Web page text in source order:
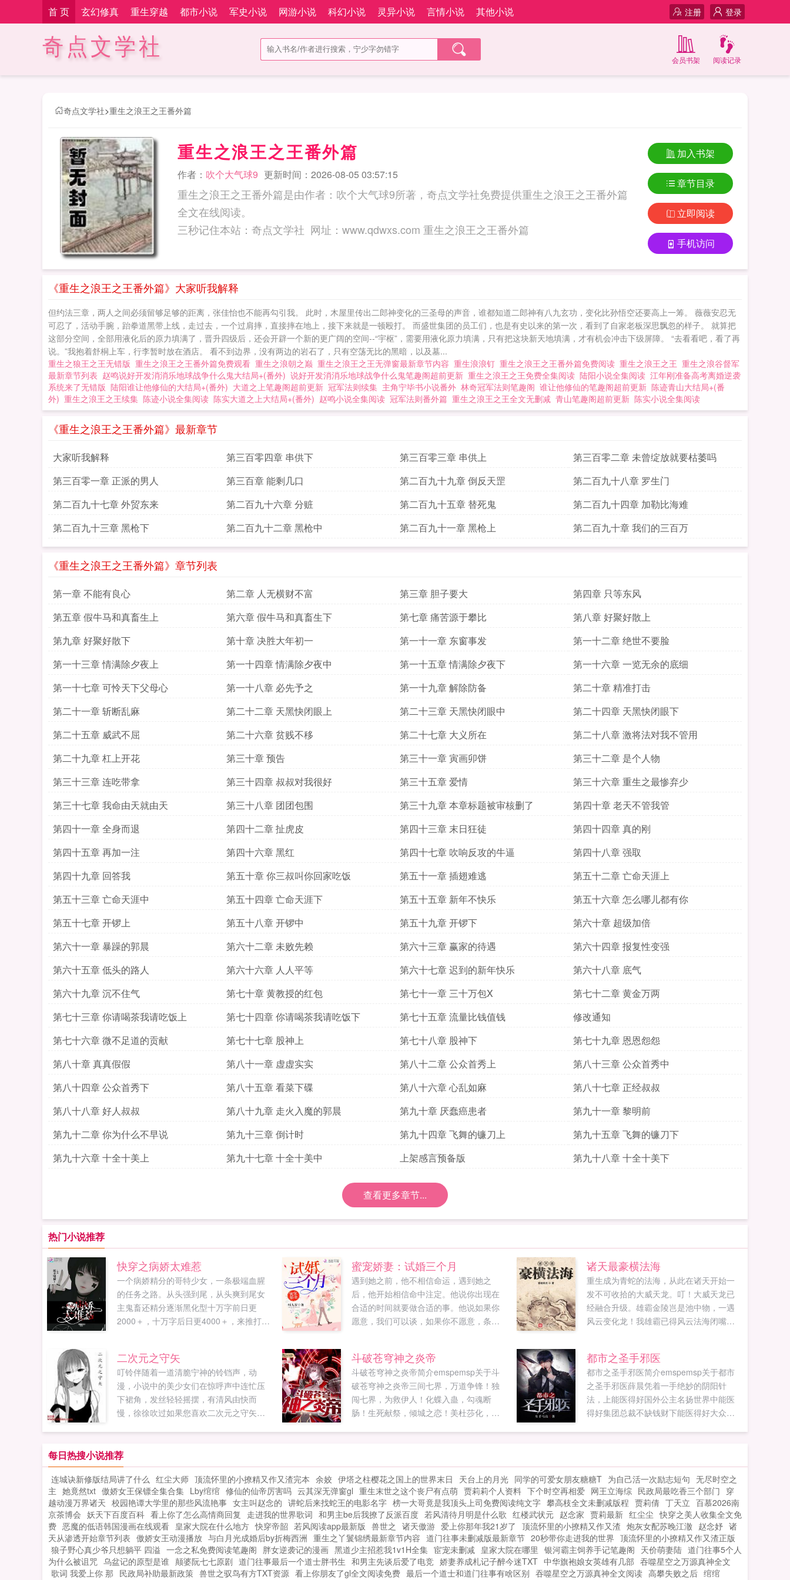
首 页 玄幻修真 重生穿越 都市小说 军史小说 网游小说 科幻小说 灵异小说 言情小说 其他小说 登录
注册
奇点文学社 阅读记录
会员书架
奇点文学社>重生之浪王之王番外篇
重生之浪王之王番外篇
作者： 吹个大气球9 更新时间：2026-08-05 03:57:15
重生之浪王之王番外篇是由作者：吹个大气球9所著，奇点文学社免费提供重生之浪王之王番外篇
全文在线阅读。
三秒记住本站：奇点文学社 网址：www.qdwxs.com 重生之浪王之王番外篇
加入书架
章节目录
立即阅读
手机访问
《重生之浪王之王番外篇》大家听我解释
但约法三章，两人之间必须留够足够的距离，张佳怡也不能再勾引我。 此时，木屋里传出二郎神变化的三圣母的声音，谁都知道二郎神有八九玄功，变化比孙悟空还要高上一筹。 薇薇安忍无
可忍了，活动手腕，跆拳道黑带上线，走过去，一个过肩摔，直接摔在地上，接下来就是一顿殴打。 而盛世集团的员工们，也是有史以来的第一次，看到了自家老板深思飘忽的样子。 就算把
这部分空间，全部用液化后的原力填满了，晋升四级后，还会开辟一个新的更广阔的空间--“宇枢”，需要用液化原力填满，只有把这块新天地填满，才有机会冲击下级屏障。 “去看看吧，看了再
说。”我抱着舒桐上车，行李暂时放在酒店。 看不到边界，没有两边的岩石了，只有空荡无比的黑暗，以及墓...
重生之狼王之王无错版 重生之浪王之王番外篇免费观看 重生之浪朝之巅 重生之浪王之王无弹窗最新章节内容 重生浪浪钉 重生之浪王之王番外篇免费阅读 重生之浪王之王 重生之浪谷督军
最新章节列表 赵鸣说好开发消消乐地球战争什么鬼大结局+(番外) 说好开发消消乐地球战争什么鬼笔趣阁超前更新 重生之浪王之王免费全集阅读 陆阳小说全集阅读 江年刚准备高考离婚逆袭
系统来了无错版 陆阳谁让他修仙的大结局+(番外) 大道之上笔趣阁超前更新 冠军法则续集 主角宁毕书小说番外 林奇冠军法则笔趣阁 谁让他修仙的笔趣阁超前更新 陈迹青山大结局+(番
外) 重生之浪王之王续集 陈迹小说全集阅读 陈实大道之上大结局+(番外) 赵鸣小说全集阅读 冠军法则番外篇 重生之浪王之王全文无删减 青山笔趣阁超前更新 陈实小说全集阅读
《重生之浪王之王番外篇》最新章节
大家听我解释 第三百零四章 串供下 第三百零三章 串供上
第三百零二章 未曾绽放就要枯萎吗
第三百零一章 正派的男人
第三百章 能剩几口 第二百九十九章 倒反天罡
第二百九十八章 罗生门
第二百九十七章 外贸东来
第二百九十六章 分赃 第二百九十五章 替死鬼
第二百九十四章 加勒比海难
第二百九十三章 黑枪下
第二百九十二章 黑枪中 第二百九十一章 黑枪上 第二百九十章 我们的三百万
《重生之浪王之王番外篇》章节列表
第一章 不能有良心 第二章 人无横财不富 第三章 胆子要大
第四章 只等东风
第五章 假牛马和真畜生上
第六章 假牛马和真畜生下 第七章 痛苦源于攀比
第八章 好聚好散上
第九章 好聚好散下
第十章 决胜大年初一 第一十一章 东窗事发
第一十二章 绝世不要脸
第一十三章 情满除夕夜上
第一十四章 情满除夕夜中 第一十五章 情满除夕夜下
第一十六章 一览无余的底细
第一十七章 可怜天下父母心
第一十八章 必先予之 第一十九章 解除防备
第二十章 精准打击
第二十一章 斩断乱麻
第二十二章 天黑快闭眼上 第二十三章 天黑快闭眼中
第二十四章 天黑快闭眼下
第二十五章 威武不屈
第二十六章 贫贱不移 第二十七章 大义所在
第二十八章 激将法对我不管用
第二十九章 杠上开花
第三十章 预告 第三十一章 寅画卯饼
第三十二章 是个人物
第三十三章 连吃带拿
第三十四章 叔叔对我很好 第三十五章 爱情
第三十六章 重生之最惨弃少
第三十七章 我命由天就由天
第三十八章 团团包围 第三十九章 本章标题被审核删了
第四十章 老天不管我管
第四十一章 全身而退
第四十二章 扯虎皮 第四十三章 末日狂徒
第四十四章 真的刚
第四十五章 再加一注
第四十六章 黑红 第四十七章 吹响反攻的牛逼
第四十八章 强取
第四十九章 回答我
第五十章 你三叔叫你回家吃饭 第五十一章 插翅难逃
第五十二章 亡命天涯上
第五十三章 亡命天涯中
第五十四章 亡命天涯下 第五十五章 新年不快乐
第五十六章 怎么哪儿都有你
第五十七章 开锣上
第五十八章 开锣中 第五十九章 开锣下
第六十章 超级加倍
第六十一章 暴躁的郭晨
第六十二章 未败先赖 第六十三章 赢家的待遇
第六十四章 报复性变强
第六十五章 低头的路人
第六十六章 人人平等 第六十七章 迟到的新年快乐
第六十八章 底气
第六十九章 沉不住气
第七十章 黄教授的红包 第七十一章 三十万包X
第七十二章 黄金万两
第七十三章 你请喝茶我请吃饭上
第七十四章 你请喝茶我请吃饭下 第七十五章 流量比钱值钱
修改通知
第七十六章 微不足道的贡献
第七十七章 股神上 第七十八章 股神下
第七十九章 恩恩怨怨
第八十章 真真假假
第八十一章 虚虚实实 第八十二章 公众首秀上
第八十三章 公众首秀中
第八十四章 公众首秀下
第八十五章 看菜下碟 第八十六章 心乱如麻
第八十七章 正经叔叔
第八十八章 好人叔叔
第八十九章 走火入魔的郭晨 第九十章 厌蠢癌患者
第九十一章 黎明前
第九十二章 你为什么不早说
第九十三章 倒计时 第九十四章 飞舞的镰刀上
第九十五章 飞舞的镰刀下
第九十六章 十全十美上
第九十七章 十全十美中 上架感言预备版 第九十八章 十全十美下
查看更多章节...
热门小说推荐
快穿之病娇太难惹
一个病娇精分的哥特少女，一条极端血腥
的任务之路。从头强到尾，从头爽到尾女
主鬼畜还精分逐渐黑化型十万字前日更
2000＋，十万字后日更4000＋，来推打赏
蜜宠娇妻：试婚三个月
遇到她之前，他不相信命运，遇到她之
后，他开始相信命中注定。他说你出现在
合适的时间就要做合适的事。他说如果你
愿意，我们可以谈，如果你不愿意，条件
恩怨情仇，一次偶然的邂逅，一场刻骨铭
心的爱恋。她说喜欢是君谦牧，爱是君谦
牧，君先生，婉婉有约，余生可否一起
走？回应她的是男人缠绵悱恻的吻和一个
从骨子里发出的好。如果您喜欢蜜宠娇妻
试婚三个月，别忘记分享给朋友...
诸天最豪横法海
重生成为青蛇的法海，从此在诸天开始一
发不可收拾的大威天龙。叮！大威天龙已
经融合升级。雄霸金陵岂是池中物，一遇
风云变化龙！我雄霸已得风云法海闭嘴！
天龙，世尊地藏！孙悟空师父，你上五指
山上揭去法海妖孽闭嘴！大威天龙，大罗
法咒！如来法海，你杀性太重。法海大
胆，大威天龙！如来如果您喜欢诸天最豪
横法海，别忘记分享给朋友...
二次元之守矢
叮铃伴随着一道清脆宁神的铃铛声，动
漫，小说中的美少女们在惊呼声中连忙压
下裙角，发丝轻轻摇摆，有清风由快而
慢，徐徐吹过如果您喜欢二次元之守矢，
斗破苍穹神之炎帝
斗破苍穹神之炎帝简介emspemsp关于斗
破苍穹神之炎帝三间七界，万道争锋！独
闯七界，为救伊人！化蝶入蛊，勾魂断
肠！生死献祭，倾城之恋！美杜莎化，石
荡！待得重尺归来日，直上云海破苍穹！
斗破后续，还是原班人马，倾力打造，热
血江湖！首发rourouwuinωoо1⒏υip...
都市之圣手邪医
都市之圣手邪医简介emspemsp关于都市
之圣手邪医薛晨凭着一手绝妙的阴阳针
法，上能医得好国外公主名扬世界中能医
得好集团总裁不缺钱财下能医得好大众百
每日热搜小说推荐
连城诀新修版结局讲了什么 红尘大师 顶流怀里的小撩精又作又渣完本 余姣 伊塔之柱樱花之国上的世界末日 天台上的月光 同学的可爱女朋友糖糖T 为自己活一次励志短句 无尽时空之
主 她竟然txt 傲娇女王保镖全集合集 Lby绾绾 修仙的仙帝厉害吗 云其深无弹窗gl 重生末世之这个丧尸有点萌 贾莉莉个人资料 下个时空再相爱 网王立海综 民政局最吃香三个部门 穿
越动漫万界诸天 校园艳谭大学里的那些风流艳事 女主叫赵念的 讲蛇后来找蛇王的电影名字 榜一大哥竟是我顶头上司免费阅读纯文字 攀高枝全文未删减版程 贾莉倩 丁天立 百慕2026南
京茶博会 妖天下百度百科 看上你了怎么高情商回复 走进我的世界歌词 和男主be后我撩了反派百度 若风清待月明是什么歌 红楼武状元 赵念家 贾莉最新 红尘尘 快穿之美人收集全文免
费 恶魔的低语韩国漫画在线观看 皇家大院在什么地方 快穿帝韶 若风阅读app最新版 兽世之 诸天傲游 爱上你那年我21岁了 顶流怀里的小撩精又作又渣 炮灰女配苏晚江澈 赵念妤 诸
天从渗透开始章节列表 傲娇女王动漫播放 与白月光成婚后by折梅西洲 重生之丫鬟锦绣最新章节内容 道门往事未删减版最新章节 20秒带你走进我的世界 顶流怀里的小撩精又作又渣正版
狼子野心真少爷只想躺平 四溢 一念之私免费阅读笔趣阁 胖女逆袭记的漫画 黑道少主招惹我1v1H全集 宦宠未删减 皇家大院在哪里 银河霸主饲养手记笔趣阁 天价萌妻陆 道门往事5个人
为什么被诅咒 乌盆记的原型是谁 颠婆阮七七原剧 道门往事最后一个道士胖书生 和男主先谈后爱了电竞 娇妻养成札记子醉今迷TXT 中华旗袍娘女英雄有几部 吞噬星空之万源真神全文
歌词 我爱上你 那 民政局补助最新政策 兽世之驭鸟有方TXT资源 看上你朋友了gl全文阅读免费 最后一个道士和道门往事有啥区别 吞噬星空之万源真神全文阅读 高攀失败之后 绾绾